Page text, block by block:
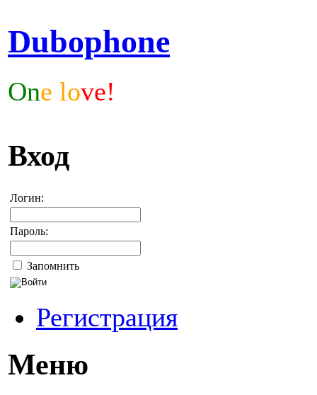
Dubophone
One love!
Вход
Логин:
Пароль:
Запомнить
Регистрация
Меню